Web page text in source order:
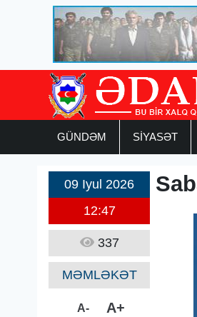
GÜNDƏM SİYASƏT
09 Iyul 2026
12:47
337
MƏMLƏKƏT
A- A+